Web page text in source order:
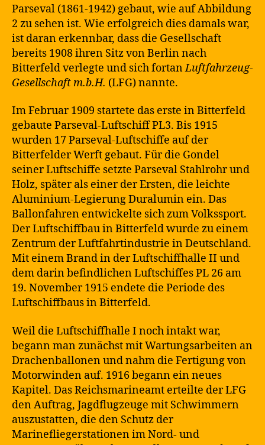
Parseval (1861-1942) gebaut, wie auf Abbildung
2 zu sehen ist. Wie erfolgreich dies damals war,
ist daran erkennbar, dass die Gesellschaft
bereits 1908 ihren Sitz von Berlin nach
Bitterfeld verlegte und sich fortanLuftfahrzeug-
Gesellschaft m.b.H. (LFG) nannte.
Im Februar 1909 startete das erste in Bitterfeld
gebaute Parseval-Luftschiff PL3. Bis 1915
wurden 17 Parseval-Luftschiffe auf der
Bitterfelder Werft gebaut. Für die Gondel
seiner Luftschiffe setzte Parseval Stahlrohr und
Holz, später als einer der Ersten, die leichte
Aluminium-Legierung Duralumin ein. Das
Ballonfahren entwickelte sich zum Volkssport.
Der Luftschiffbau in Bitterfeld wurde zu einem
Zentrum der Luftfahrtindustrie in Deutschland.
Mit einem Brand in der Luftschiffhalle II und
dem darin befindlichen Luftschiffes PL 26 am
19. November 1915 endete die Periode des
Luftschiffbaus in Bitterfeld.
Weil die Luftschiffhalle I noch intakt war,
begann man zunächst mit Wartungsarbeiten an
Drachenballonen und nahm die Fertigung von
Motorwinden auf. 1916 begann ein neues
Kapitel. Das Reichsmarineamt erteilte der LFG
den Auftrag, Jagdflugzeuge mit Schwimmern
auszustatten, die den Schutz der
Marinefliegerstationen im Nord- und